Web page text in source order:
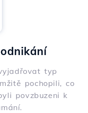
typ
pochopili, co
povzbuzeni k